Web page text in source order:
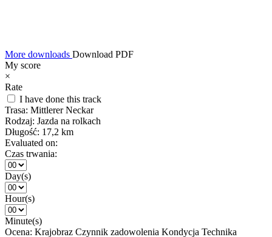
More downloads Download PDF
My score
×
Rate
I have done this track
Trasa: Mittlerer Neckar
Rodzaj: Jazda na rolkach
Długość: 17,2 km
Evaluated on:
Czas trwania:
Day(s)
Hour(s)
Minute(s)
Ocena: Krajobraz Czynnik zadowolenia Kondycja Technika